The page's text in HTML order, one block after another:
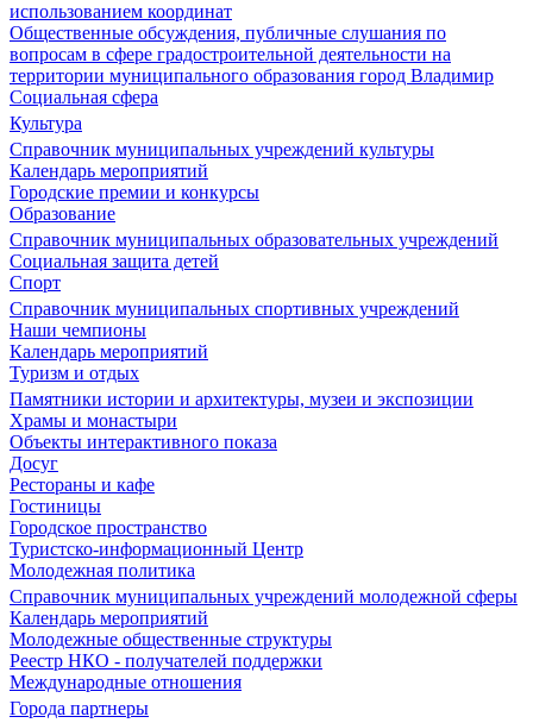
использованием координат
Общественные обсуждения, публичные слушания по
вопросам в сфере градостроительной деятельности на
территории муниципального образования город Владимир
Социальная сфера
Культура
Справочник муниципальных учреждений культуры
Календарь мероприятий
Городские премии и конкурсы
Образование
Справочник муниципальных образовательных учреждений
Социальная защита детей
Спорт
Справочник муниципальных спортивных учреждений
Наши чемпионы
Календарь мероприятий
Туризм и отдых
Памятники истории и архитектуры, музеи и экспозиции
Храмы и монастыри
Объекты интерактивного показа
Досуг
Рестораны и кафе
Гостиницы
Городское пространство
Туристско-информационный Центр
Молодежная политика
Справочник муниципальных учреждений молодежной сферы
Календарь мероприятий
Молодежные общественные структуры
Реестр НКО - получателей поддержки
Международные отношения
Города партнеры